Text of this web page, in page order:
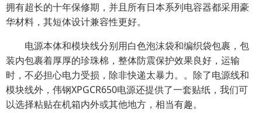
拥有超长的十年保修期，并且所有日本系列电容器都采用豪
华材料，其短体设计兼容性更好。
电源本体和模块线分别用白色泡沫袋和编织袋包裹，包
装内包裹着厚厚的珍珠棉，整体防震保护效果良好，运输
时，不必担心电力受损，除非快递太暴力。。除了电源线和
模块线外，伟钢XPGCR650电源还提供了一套贴纸，我们可
以选择粘贴在机箱内外或其他地方，相当有趣。